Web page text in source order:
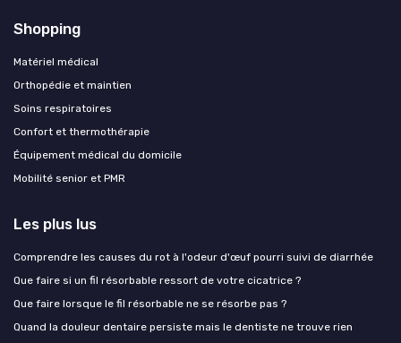
Shopping
Matériel médical
Orthopédie et maintien
Soins respiratoires
Confort et thermothérapie
Équipement médical du domicile
Mobilité senior et PMR
Les plus lus
Comprendre les causes du rot à l'odeur d'œuf pourri suivi de diarrhée
Que faire si un fil résorbable ressort de votre cicatrice ?
Que faire lorsque le fil résorbable ne se résorbe pas ?
Quand la douleur dentaire persiste mais le dentiste ne trouve rien